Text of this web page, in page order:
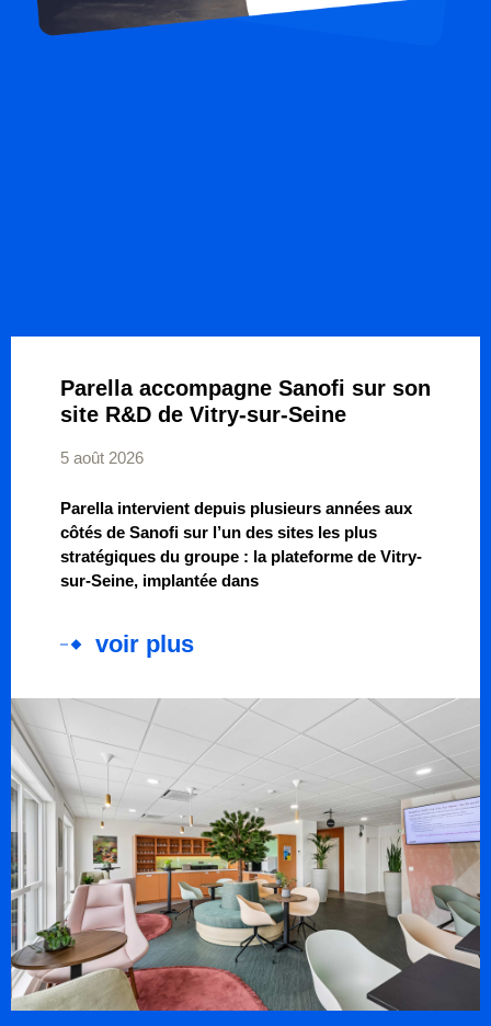
Parella accompagne Sanofi sur son
site R&D de Vitry-sur-Seine
5 août 2026
Parella intervient depuis plusieurs années aux
côtés de Sanofi sur l’un des sites les plus
stratégiques du groupe : la plateforme de Vitry-
sur-Seine, implantée dans
voir plus